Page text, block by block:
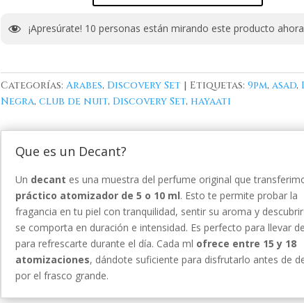
¡Apresúrate! 10 personas están mirando este producto
Categorías: Arabes, Discovery Set Etiquetas: 9pm, asad,
Negra, club de nuit, Discovery Set, hayaati
Que es un Decant?
Un decant es una muestra del perfume original que
práctico atomizador de 5 o 10 ml. Esto te permite probar la
fragancia en tu piel con tranquilidad, sentir su aroma y
se comporta en duración e intensidad. Es perfecto para llevar
para refrescarte durante el día. Cada ml ofrece entre 15 y 18
atomizaciones, dándote suficiente para disfrutarlo antes de
por el frasco grande.